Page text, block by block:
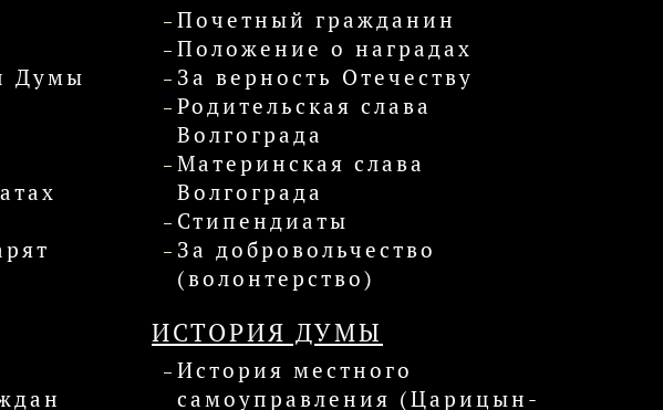
Думы
Почетный гражданин
Положение о наградах
За верность Отечеству
Родительская слава
Волгограда
Материнская слава
Волгограда
Стипендиаты
За добровольчество
(волонтерство)
ИСТОРИЯ ДУМЫ
История местного
самоуправления (Царицын-